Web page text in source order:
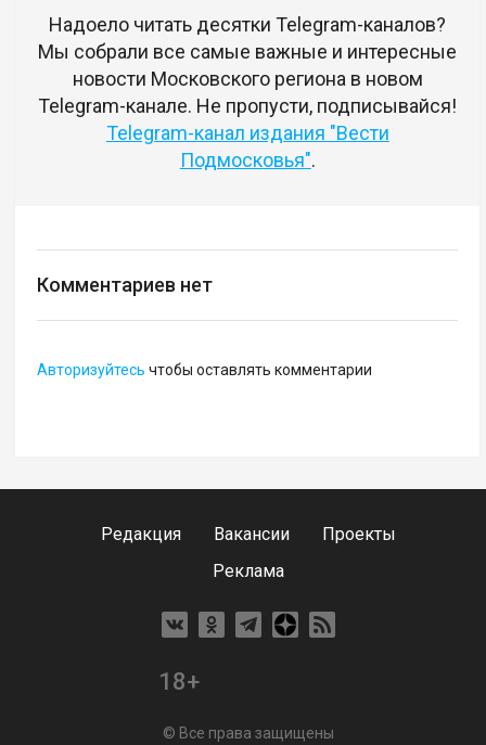
Надоело читать десятки Telegram-каналов?
Мы собрали все самые важные и интересные
новости Московского региона в новом
Telegram-канале. Не пропусти, подписывайся!
Telegram-канал издания "Вести
Подмосковья".
Комментариев нет
Авторизуйтесь чтобы оставлять комментарии
Редакция Вакансии
Проекты
Реклама
18+
© Все права защищены